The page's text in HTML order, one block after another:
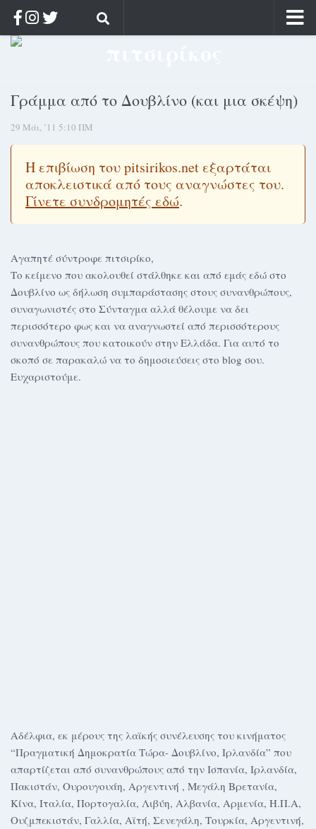
Αρχική
Αρχείο
Κοσμαγάπητα
Στοχασμοί & αποφθέγματα
Διαφήμιση
Log in
Γράμμα από το Δουβλίνο (και μια σκέψη)
29 Μάι, ’11 5:10 ΠΜ
Η επιβίωση του pitsirikos.net εξαρτάται
αποκλειστικά από τους αναγνώστες του.
Γίνετε συνδρομητές εδώ.
Αγαπητέ σύντροφε πιτσιρίκο,
Το κείμενο που ακολουθεί στάλθηκε και από εμάς εδώ στο
Δουβλίνο ως δήλωση συμπαράστασης στους συνανθρώπους,
συναγωνιστές στο Σύνταγμα αλλά θέλουμε να δει
περισσότερο φως και να αναγνωστεί από περισσότερους
συνανθρώπους που κατοικούν στην Ελλάδα. Για αυτό το
σκοπό σε παρακαλώ να το δημοσιεύσεις στο blog σου.
Ευχαριστούμε.
Αδέλφια, εκ μέρους της λαϊκής συνέλευσης του κινήματος
“Πραγματική Δημοκρατία Τώρα- Δουβλίνο, Ιρλανδία” που
απαρτίζεται από συνανθρώπους από την Ισπανία, Ιρλανδία,
Πακιστάν, Ουρουγουάη, Αργεντινή , Μεγάλη Βρετανία,
Κίνα, Ιταλία, Πορτογαλία, Λιβύη, Αλβανία, Αρμενία, Η.Π.Α,
Ουζμπεκιστάν, Γαλλία, Αϊτή, Σενεγάλη, Τουρκία, Αργεντινή,